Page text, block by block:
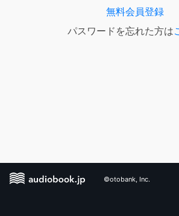
無料会員登録
パスワードを忘れた方は
©otobank, Inc.